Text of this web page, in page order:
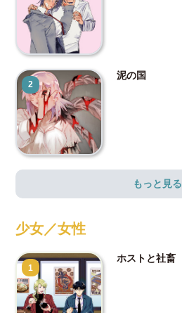
2
泥の国
もっと見る
少女／女性
1
ホストと社畜